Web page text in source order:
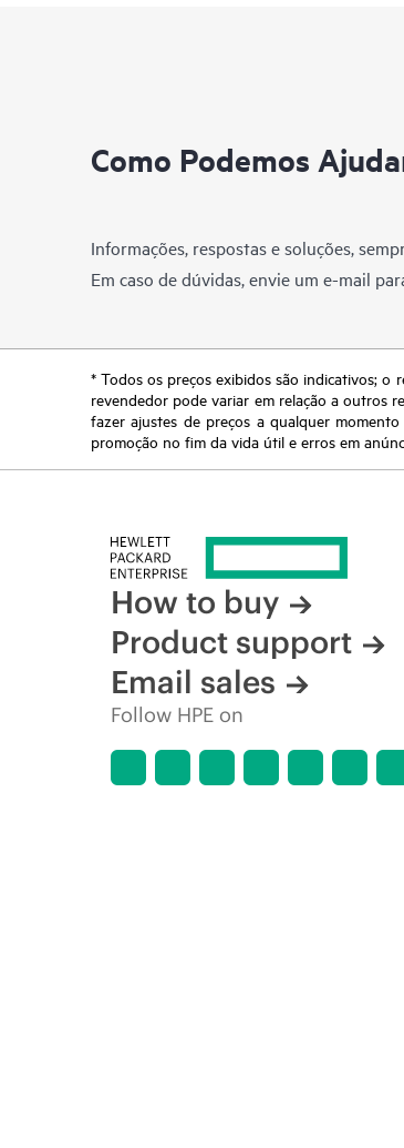
Como Podemos
Informações, respostas e soluções,
Em caso de dúvidas, envie um e-mail
* Todos os preços exibidos são indicativos;
revendedor pode variar em relação a outros
fazer ajustes de preços a qualquer
promoção no fim da vida útil e erros em
How to buy
Product support
Email sales
Follow HPE on